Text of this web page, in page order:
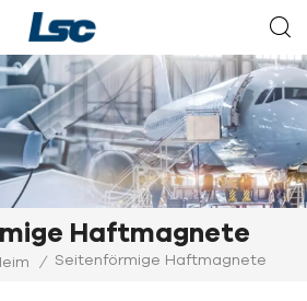
Haftmagnete
/ Seitenförmige Haftmagnete